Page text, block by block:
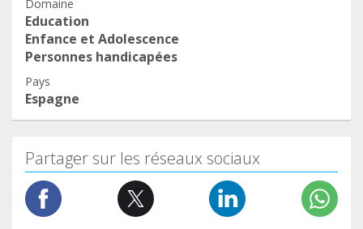
Domaine
Education
Enfance et Adolescence
Personnes handicapées
Pays
Espagne
Partager sur les réseaux sociaux